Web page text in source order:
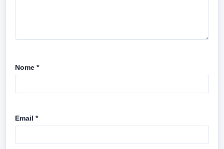
Nome *
Email *